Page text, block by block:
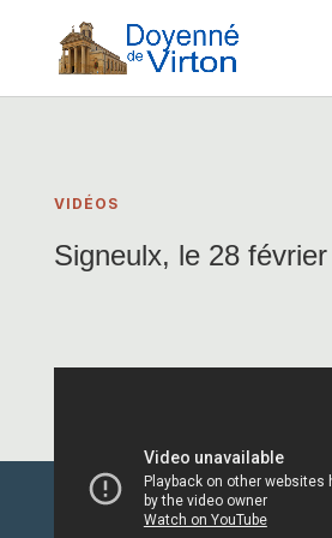
VIDÉOS
Signeulx, le 28